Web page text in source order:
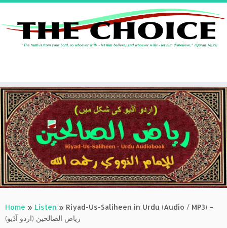
Skip
to
content
Home » Listen » Riyad-Us-Saliheen in Urdu (Audio / MP3) –
(ریاض الصالحین (اردو آڈیو